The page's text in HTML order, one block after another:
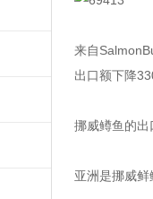
来自
出口额下降
挪威鳟鱼的
亚洲是挪威